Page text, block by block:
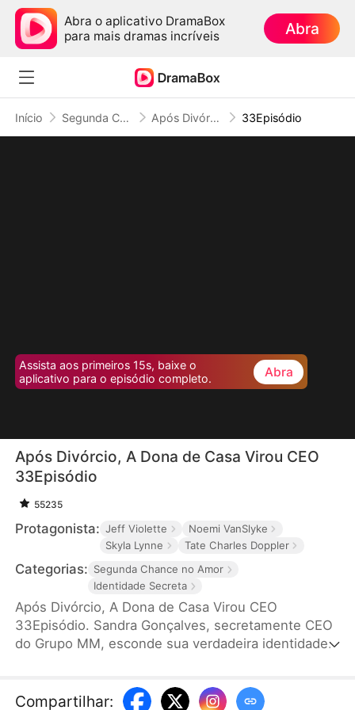
Abra o aplicativo DramaBox
para mais dramas incríveis
Abra
Início Segunda Chance no Amor Após Divórcio, A Dona de Casa Virou CEO 33Episódio
Assista aos primeiros 15s, baixe o
aplicativo para o episódio completo.
Abra
Após Divórcio, A Dona de Casa Virou CEO
33Episódio
55235
Protagonista: Jeff Violette
Noemi VanSlyke
Skyla Lynne
Tate Charles Doppler
Categorias: Segunda Chance no Amor
Identidade Secreta
Após Divórcio, A Dona de Casa Virou CEO
33Episódio. Sandra Gonçalves, secretamente CEO
do Grupo MM, esconde sua verdadeira identidade
sofre traições e humilhações. Após o divórcio, ela
Compartilhar: